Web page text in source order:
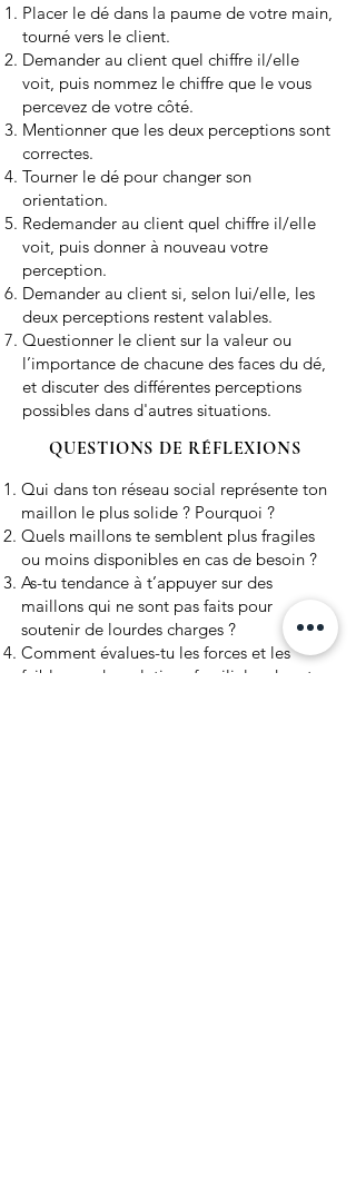
Placer le dé dans la paume de votre main,
tourné vers le client.
Demander au client quel chiffre il/elle
voit, puis nommez le chiffre que le vous
percevez de votre côté.
Mentionner que les deux perceptions sont
correctes.
Tourner le dé pour changer son
orientation.
Redemander au client quel chiffre il/elle
voit, puis donner à nouveau votre
perception.
Demander au client si, selon lui/elle, les
deux perceptions restent valables.
Questionner le client sur la valeur ou
l’importance de chacune des faces du dé,
et discuter des différentes perceptions
possibles dans d'autres situations.
QUESTIONS DE RÉFLEXIONS
Qui dans ton réseau social représente ton
maillon le plus solide ? Pourquoi ?
Quels maillons te semblent plus fragiles
ou moins disponibles en cas de besoin ?
As-tu tendance à t’appuyer sur des
maillons qui ne sont pas faits pour
soutenir de lourdes charges ?
Comment évalues-tu les forces et les
faiblesses des relations familiales dans ta